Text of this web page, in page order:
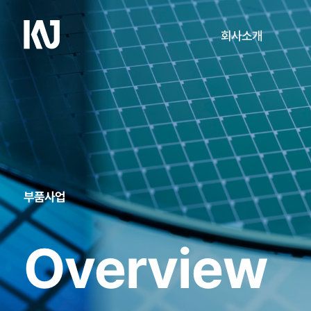
케
이
엔
제
회사소개
회사개요
CEO 인사말
연혁
연구·개발
오시는 길
방문 예약
부품사업
Overview